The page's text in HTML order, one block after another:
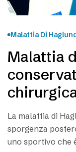
Malattia Di
Malattia
La malattia di
sporgenza
uno sportivo che